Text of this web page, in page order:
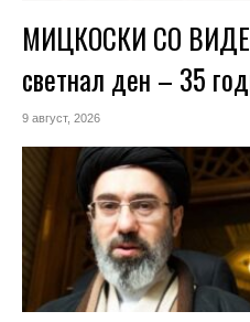
МИЦКОСКИ СО
светнал ден – 35
9 август, 2026